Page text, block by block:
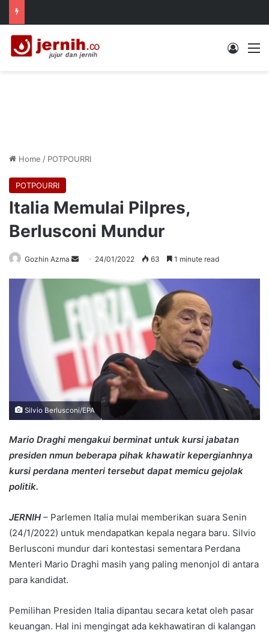
Log In
Home / POTPOURRI
POTPOURRI
Italia Memulai Pilpres,
Berlusconi Mundur
Gozhin Azma
Send 24/01/2022 63 1 minute read
Silvio Berlusconi/EPA
Mario Draghi mengakui berminat untuk kursi jabatan
presiden nmun beberapa pihak khawatir kepergianhnya
kursi perdana menteri tersebut dapat memicu gejolak
politik.
JERNIH – Parlemen Italia mulai memberikan suara Senin
(24/1/2022) untuk mendapatkan kepala negara baru. Silvio
Berlusconi mundur dari kontestasi sementara Perdana
Menteri Mario Draghi masih yang paling menonjol di antara
para kandidat.
Pemilihan Presiden Italia dipantau secara ketat oleh pasar
keuangan. Hal ini mengingat ada kekhawatiran di kalangan